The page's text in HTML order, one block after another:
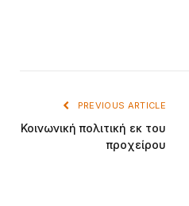
PREVIOUS ARTICLE
Κοινωνική πολιτική εκ του
προχείρου